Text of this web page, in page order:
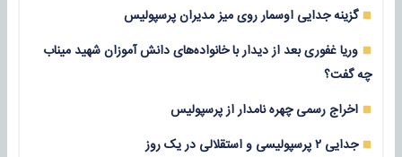
گزینه جدایی اوسمار روی میز مدیران پرسپولیس
وریا غفوری بعد از دیدار با خانواده‌های دانش آموزان شهید میناب
چه گفت؟
اخراج رسمی چهره نامدار از پرسپولیس
جدایی ۲ پرسپولیسی و استقلالی در یک روز